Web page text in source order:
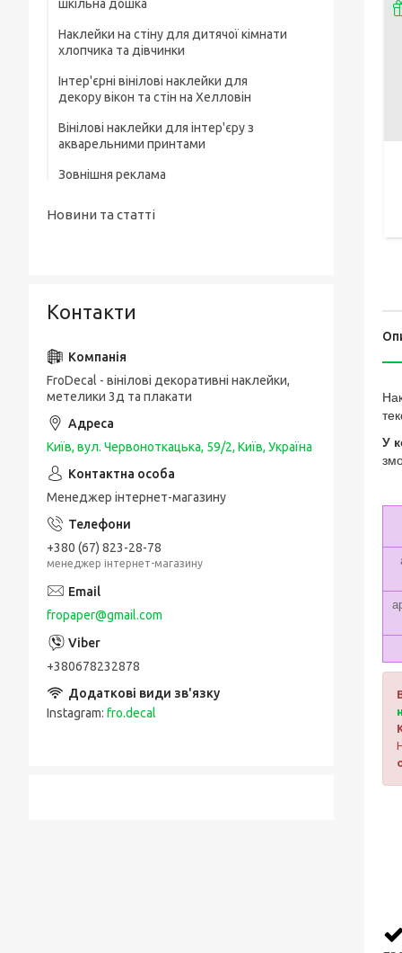
У
шкільна дошка
Наклейки на стіну для дитячої кімнати
хлопчика та дівчинки
Інтер'єрні вінілові наклейки для
декору вікон та стін на Хелловін
Вінілові наклейки для інтер'єру з
акварельними принтами
Зовнішня реклама
Новини та статті
Контакти
FroDecal - вінілові декоративні наклейки,
метелики 3д та плакати
Київ, вул. Червоноткацька, 59/2, Київ, Україна
Менеджер інтернет-магазину
+380 (67) 823-28-78
менеджер інтернет-магазину
fropaper@gmail.com
+380678232878
Instagram fro.decal